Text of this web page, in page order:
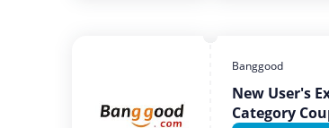
Banggood
New User's
Category